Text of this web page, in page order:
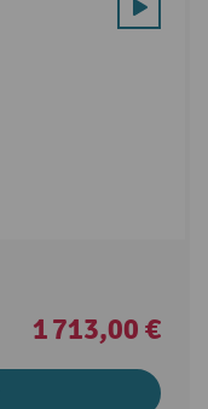
1 713,00 €